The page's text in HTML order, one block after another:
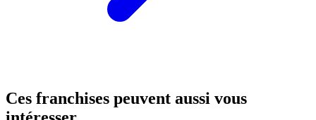
Ces franchises peuvent aussi vous